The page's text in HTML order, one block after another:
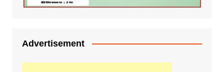
Advertisement